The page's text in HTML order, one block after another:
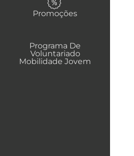
Promoções
Programa De
Voluntariado
Mobilidade Jovem